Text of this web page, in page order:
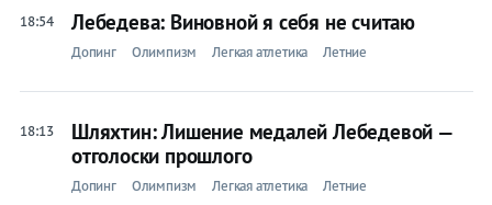
18:54 Лебедева: Виновной я себя не считаю
Допинг Олимпизм Легкая атлетика Летние
18:13
Шляхтин: Лишение медалей Лебедевой —
отголоски прошлого
Допинг Олимпизм Легкая атлетика Летние